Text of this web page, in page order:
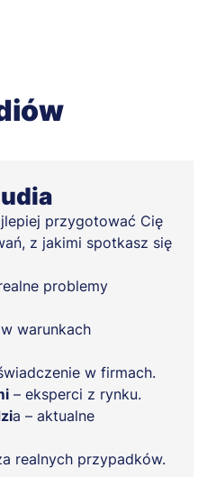
przygotować Cię
z jakimi spotkasz się
problemy
warunkach
w firmach.
– eksperci z rynku.
a – aktualne
realnych przypadków.